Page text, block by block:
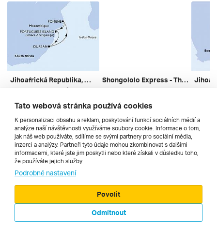
Jihoafrická Republika, Mosambik Z Durbanu Na Lodi Msc Armonia ***
Mosambik, Jihoafrická Republika
14. 2. – 19. 2. 2027
12 560 Kč
Shongololo Express - The Southern Cross
Zimbabwe, Mosambik
19. 11. – 30. 11. 2026
192 278 Kč 11 110
Cestopisy
Tato webová stránka používá cookies
K personalizaci obsahu a reklam, poskytování funkcí sociálních médií a
analýze naší návštěvnosti využíváme soubory cookie. Informace o tom,
jak náš web používáte, sdílíme se svými partnery pro sociální média,
inzerci a analýzy. Partneři tyto údaje mohou zkombinovat s dalšími
informacemi, které jste jim poskytli nebo které získali v důsledku toho,
že používáte jejich služby.
Podrobné nastavení
Odmítnout
Povolit